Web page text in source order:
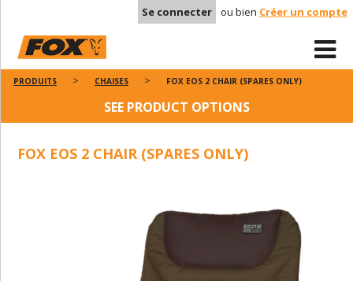
Se connecter ou bien Créer un compte
PRODUITS CHAISES FOX EOS 2 CHAIR (SPARES ONLY)
SEE PRODUCT OPTIONS
FOX EOS 2 CHAIR (SPARES ONLY)